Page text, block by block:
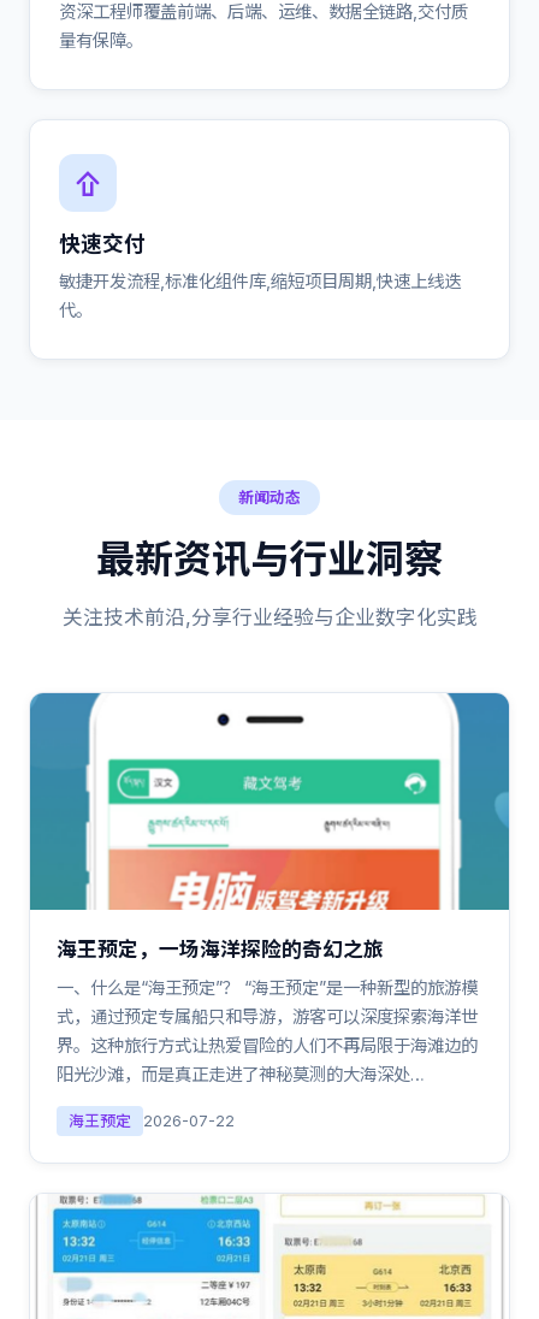
资深工程师覆盖前端、后端、运维、数据全链路,交付质
量有保障。
快速交付
敏捷开发流程,标准化组件库,缩短项目周期,快速上线迭
代。
新闻动态
最新资讯与行业洞察
关注技术前沿,分享行业经验与企业数字化实践
海王预定，一场海洋探险的奇幻之旅
一、什么是“海王预定”？ “海王预定”是一种新型的旅游模
式，通过预定专属船只和导游，游客可以深度探索海洋世
界。这种旅行方式让热爱冒险的人们不再局限于海滩边的
阳光沙滩，而是真正走进了神秘莫测的大海深处…
海王预定 2026-07-22